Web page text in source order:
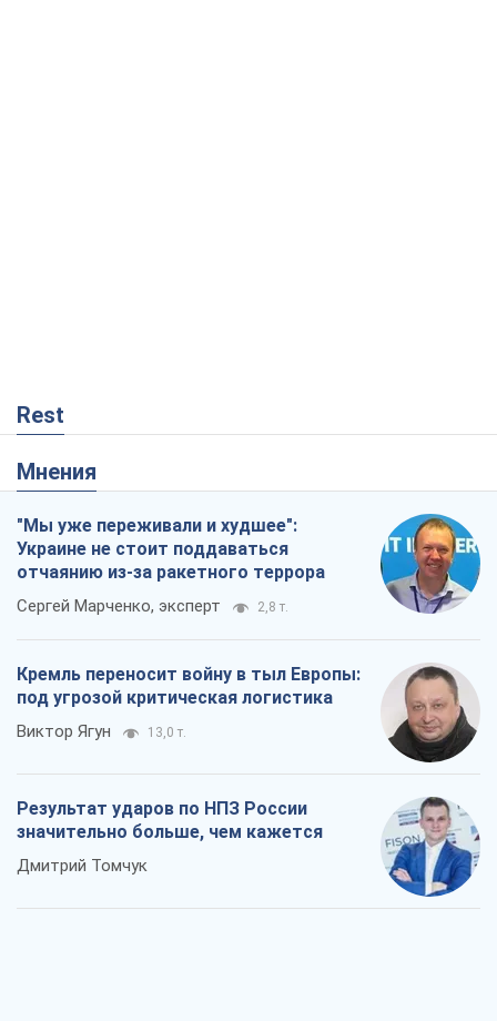
Rest
Мнения
"Мы уже переживали и худшее":
Украине не стоит поддаваться
отчаянию из-за ракетного террора
Сергей Марченко, эксперт 2,8 т.
Кремль переносит войну в тыл Европы:
под угрозой критическая логистика
Виктор Ягун 13,0 т.
Результат ударов по НПЗ России
значительно больше, чем кажется
Дмитрий Томчук